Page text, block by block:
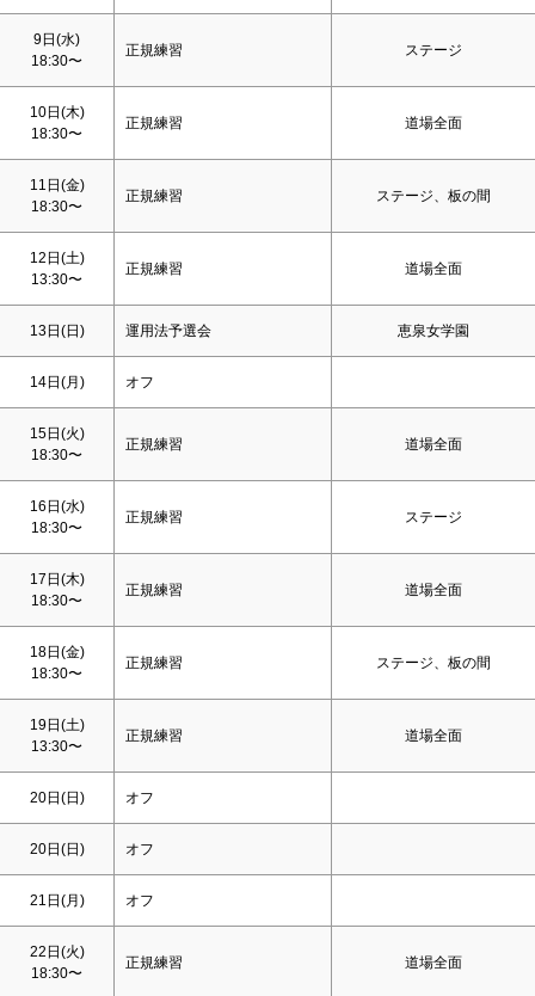
9日(水)
18:30〜
正規練習 ステージ
10日(木)
18:30〜
正規練習 道場全面
11日(金)
18:30〜
正規練習 ステージ、板の間
12日(土)
13:30〜
正規練習 道場全面
13日(日) 運用法予選会 恵泉女学園
14日(月) オフ
15日(火)
18:30〜
正規練習 道場全面
16日(水)
18:30〜
正規練習 ステージ
17日(木)
18:30〜
正規練習 道場全面
18日(金)
18:30〜
正規練習 ステージ、板の間
19日(土)
13:30〜
正規練習 道場全面
20日(日) オフ
20日(日) オフ
21日(月) オフ
22日(火)
18:30〜
正規練習 道場全面